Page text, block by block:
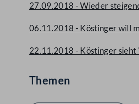
27.09.2018 - Wieder
06.11.2018 - Köstinger will
22.11.2018 - Köstinger
Themen